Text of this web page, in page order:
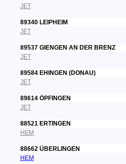
JET
89340 LEIPHEIM
JET
89537 GIENGEN AN DER BRENZ
JET
89584 EHINGEN (DONAU)
JET
89614 ÖPFINGEN
JET
88521 ERTINGEN
HEM
88662 ÜBERLINGEN
HEM